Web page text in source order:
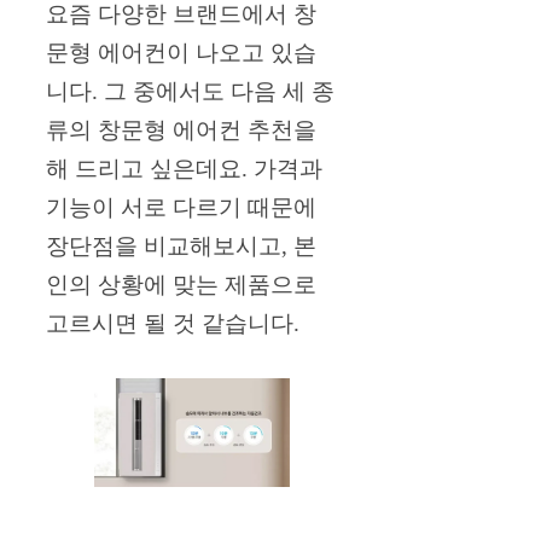
요즘 다양한 브랜드에서 창
문형 에어컨이 나오고 있습
니다. 그 중에서도 다음 세 종
류의 창문형 에어컨 추천을
해 드리고 싶은데요. 가격과
기능이 서로 다르기 때문에
장단점을 비교해보시고, 본
인의 상황에 맞는 제품으로
고르시면 될 것 같습니다.